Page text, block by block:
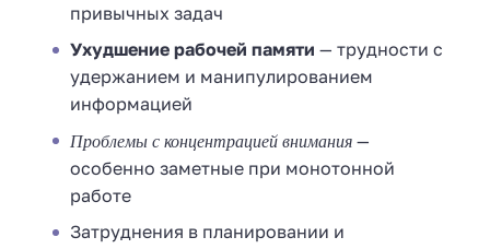
привычных задач
Ухудшение рабочей памяти — трудности с
удержанием и манипулированием
информацией
Проблемы с концентрацией внимания —
особенно заметные при монотонной
работе
Затруднения в планировании и